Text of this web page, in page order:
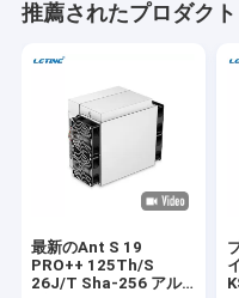
推薦されたプロダクト
最新のAnt S 19
PRO++ 125Th/S
26J/T Sha-256 アル